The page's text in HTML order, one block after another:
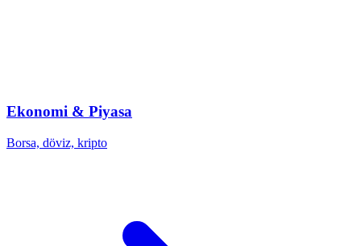
Ekonomi & Piyasa
Borsa, döviz, kripto